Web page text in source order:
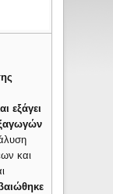
εξάγει
και